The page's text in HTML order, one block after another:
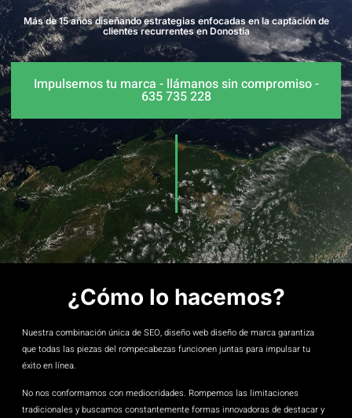
Más de 15 años diseñando estrategias enfocadas en la captación de
clientes recurrentes en Donostia
Impulsemos tu marca - llámanos sin compromiso -
635 735 228
¿Cómo lo hacemos?
Nuestra combinación única de SEO, diseño web diseño de marca garantiza
que todas las piezas del rompecabezas funcionen juntas para impulsar tu
éxito en línea.
No nos conformamos con mediocridades. Rompemos las limitaciones
tradicionales y buscamos constantemente formas innovadoras de destacar y